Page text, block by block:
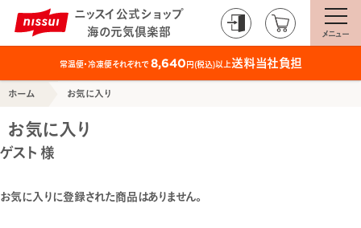
ニッスイ公式ショップ
海の元気倶楽部
メニュー
常温便・冷凍便それぞれで8,640円(税込)以上送料当社負担
ホーム お気に入り
お気に入り
ゲスト 様
お気に入りに登録された商品はありません。